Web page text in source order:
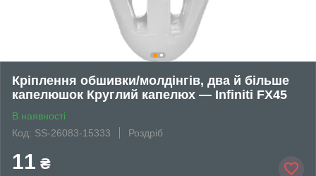
Кріплення обшивки/молдінгів, два й більше
капелюшок Круглий капелюх — Infiniti FX45
В наявності
Код: SS-26083-15333
Роздріб
11 ₴